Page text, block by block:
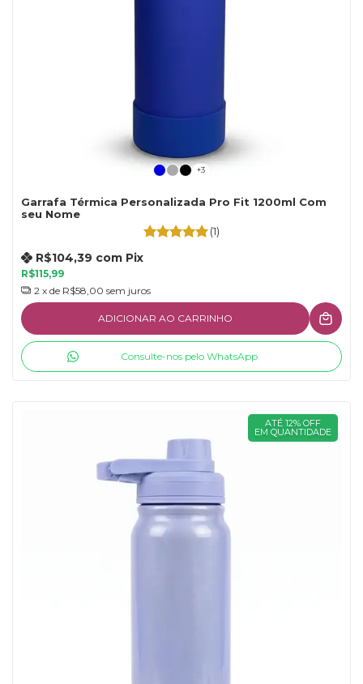
+3
Garrafa Térmica Personalizada Pro Fit 1200ml Com
seu Nome
(1)
R$115,99
R$104,39 com Pix
2 x de R$58,00 sem juros
ADICIONAR AO CARRINHO
Consulte-nos pelo WhatsApp
ATÉ 12% OFF
EM QUANTIDADE